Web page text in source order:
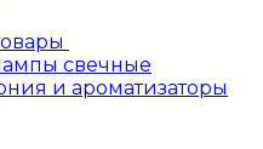
свечные
и ароматизаторы